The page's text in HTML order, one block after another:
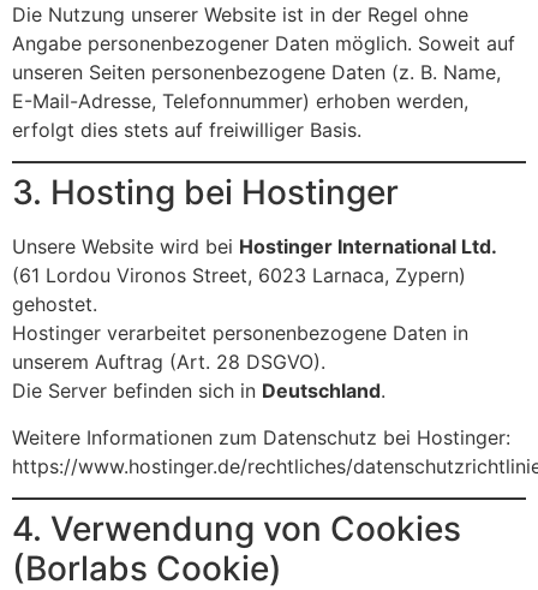
Die Nutzung unserer Website ist in der Regel ohne
Angabe personenbezogener Daten möglich. Soweit auf
unseren Seiten personenbezogene Daten (z. B. Name,
E-Mail-Adresse, Telefonnummer) erhoben werden,
erfolgt dies stets auf freiwilliger Basis.
3. Hosting bei Hostinger
Unsere Website wird bei Hostinger International Ltd.
(61 Lordou Vironos Street, 6023 Larnaca, Zypern)
gehostet.
Hostinger verarbeitet personenbezogene Daten in
unserem Auftrag (Art. 28 DSGVO).
Die Server befinden sich in Deutschland.
Weitere Informationen zum Datenschutz bei Hostinger:
https://www.hostinger.de/rechtliches/
4. Verwendung von Cookies
(Borlabs Cookie)